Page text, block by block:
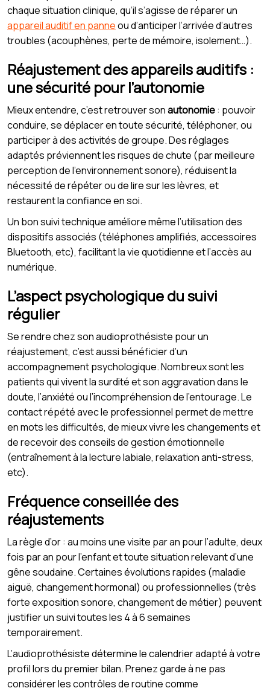
chaque situation clinique, qu’il s’agisse de réparer un
appareil auditif en panneou d’anticiper l’arrivée d’autres
troubles (acouphènes, perte de mémoire, isolement…).
Réajustement des appareils auditifs :
une sécurité pour l’autonomie
Mieux entendre, c’est retrouver sonautonomie: pouvoir
conduire, se déplacer en toute sécurité, téléphoner, ou
participer à des activités de groupe. Des réglages
adaptés préviennent les risques de chute (par meilleure
perception de l’environnement sonore), réduisent la
nécessité de répéter ou de lire sur les lèvres, et
restaurent la confiance en soi.
Un bon suivi technique améliore même l’utilisation des
dispositifs associés (téléphones amplifiés, accessoires
Bluetooth, etc), facilitant la vie quotidienne et l’accès au
numérique.
L’aspect psychologique du suivi
régulier
Se rendre chez son audioprothésiste pour un
réajustement, c’est aussi bénéficier d’un
accompagnement psychologique. Nombreux sont les
patients qui vivent la surdité et son aggravation dans le
doute, l’anxiété ou l’incompréhension de l’entourage. Le
contact répété avec le professionnel permet de mettre
en mots les difficultés, de mieux vivre les changements et
de recevoir des conseils de gestion émotionnelle
(entraînement à la lecture labiale, relaxation anti-stress,
etc).
Fréquence conseillée des
réajustements
La règle d’or : au moins une visite par an pour l’adulte, deux
fois par an pour l’enfant et toute situation relevant d’une
gêne soudaine. Certaines évolutions rapides (maladie
aiguë, changement hormonal) ou professionnelles (très
forte exposition sonore, changement de métier) peuvent
justifier un suivi toutes les 4 à 6 semaines
temporairement.
L’audioprothésiste détermine le calendrier adapté à votre
profil lors du premier bilan. Prenez garde à ne pas
considérer les contrôles de routine comme